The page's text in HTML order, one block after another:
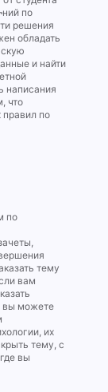
по
решения
обладать
и найти
написания
что
правил по
по
тему
вам
вы можете
их
тему, с
вы